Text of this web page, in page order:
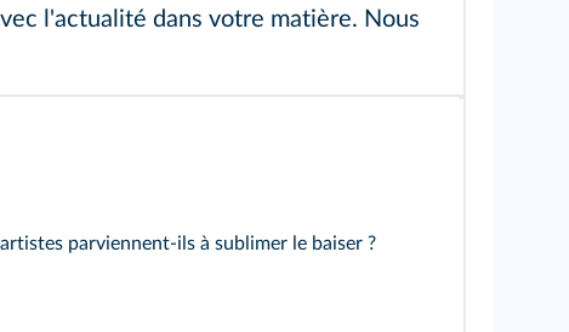
l'actualité dans votre matière. Nous
parviennent-ils à sublimer le baiser ?